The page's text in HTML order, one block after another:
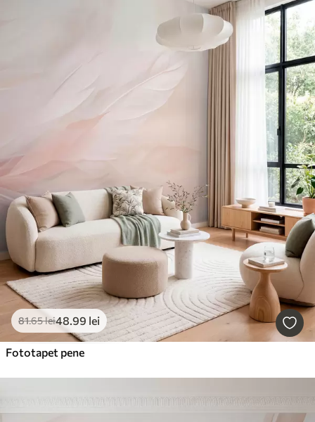
81.65lei48.99 lei
Fototapet pene